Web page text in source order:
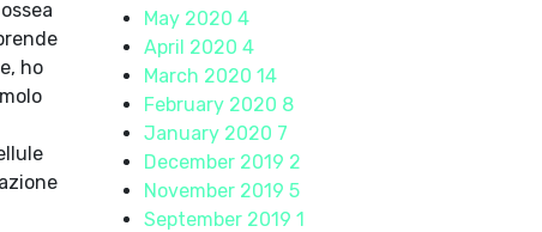
ho
May 2020 4
April 2020 4
March 2020 14
February 2020 8
January 2020 7
December 2019 2
November 2019 5
September 2019 1